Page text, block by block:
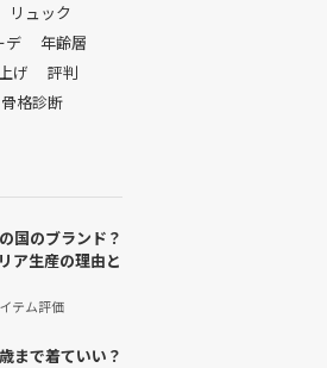
リュック
デ
年齢層
げ
評判
骨格診断
国のブランド？
ア生産の理由と
テム評価
まで着ていい？